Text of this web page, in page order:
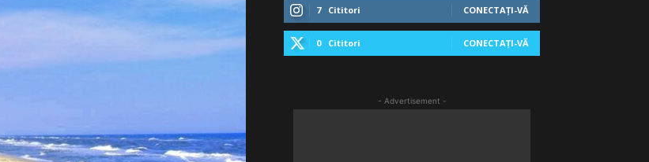
7 Cititori CONECTAȚI-VĂ
0 Cititori CONECTAȚI-VĂ
- Advertisement -